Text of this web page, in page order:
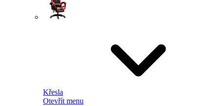
Křesla
Otevřít menu